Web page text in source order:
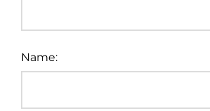
Name: